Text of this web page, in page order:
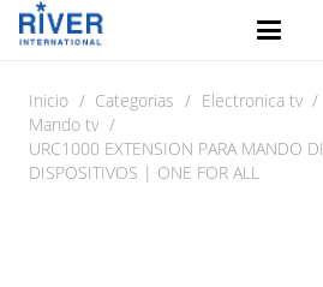
Inicio / Categorias / Electronica tv /
Mando tv /
URC1000 EXTENSION PARA MANDO
DISPOSITIVOS | ONE FOR ALL